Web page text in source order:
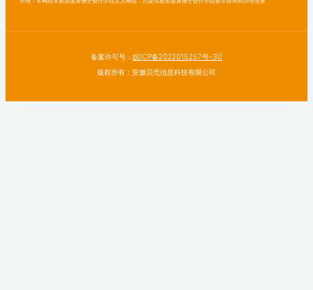
备案许可号： 皖ICP备2022015257号-30
版权所有：安徽贝壳信息科技有限公司